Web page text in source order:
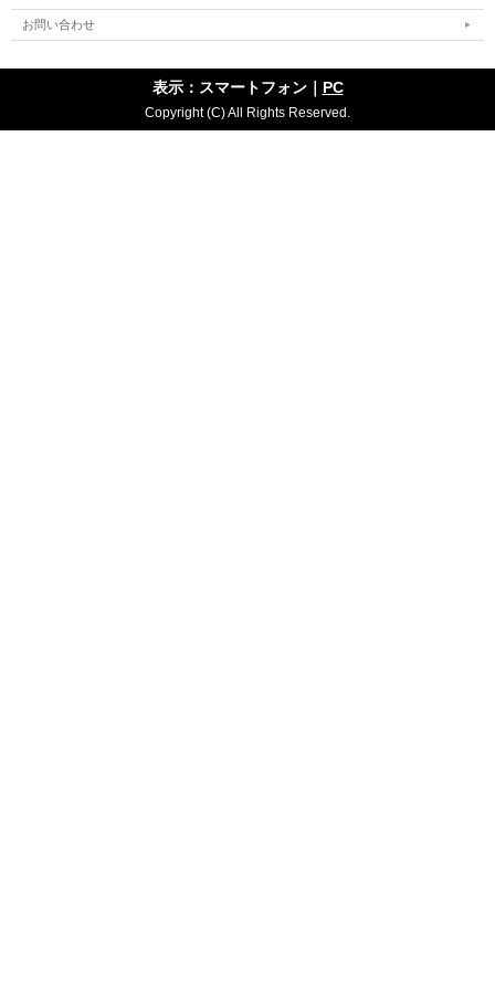
お問い合わせ
表示：スマートフォン｜ PC
Copyright (C) All Rights Reserved.